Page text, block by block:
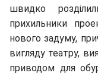
швидко
прихильники
нового задуму,
вигляду театру,
приводом для